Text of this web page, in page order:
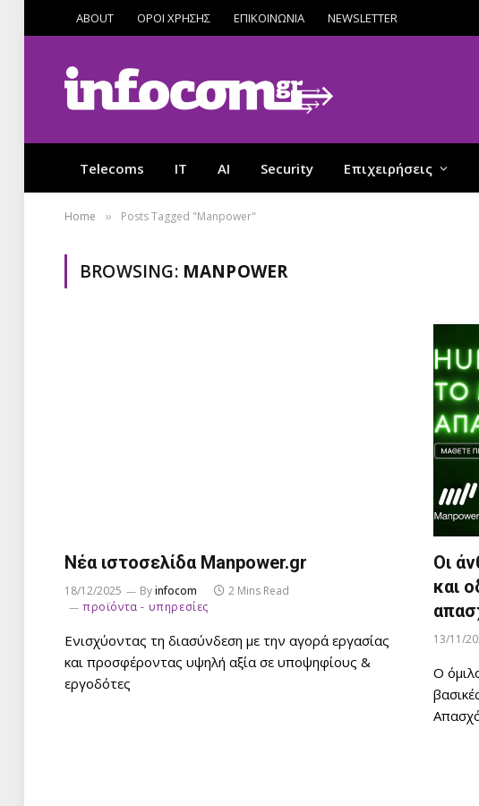
ABOUT ΟΡΟΙ ΧΡΗΣΗΣ ΕΠΙΚΟΙΝΩΝΙΑ NEWSLETTER
Telecoms IT AI Security Επιχειρήσεις
Home » Posts Tagged "Manpower"
BROWSING: MANPOWER
Νέα ιστοσελίδα Manpower.gr
18/12/2025 Byinfocom
2 Mins Read
προϊόντα - υπηρεσίες
Ενισχύοντας τη διασύνδεση με την αγορά εργασίας
και προσφέροντας υψηλή αξία σε υποψηφίους &
εργοδότες
Οι
και
13/11/
Ο